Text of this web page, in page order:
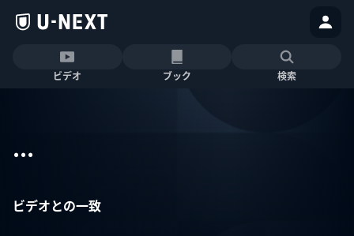
ビデオ ブック 検索
...
ビデオとの一致